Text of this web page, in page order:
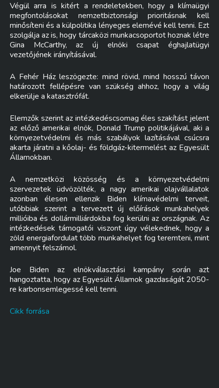
Végül arra is kitért a rendeletekben, hogy a klímaügyi
megfontolásokat nemzetbiztonsági prioritásnak kell
minősíteni és a külpolitika lényeges elemévé kell tenni. Ezt
szolgálja az is, hogy tárcaközi munkacsoportot hoznak létre
Gina McCarthy, az új elnöki csapat éghajlatügyi
vezetőjének irányításával.
A Fehér Ház leszögezte: mind rövid, mind hosszú távon
határozott fellépésre van szükség ahhoz, hogy a világ
elkerülje a katasztrófát.
Elemzők szerint az intézkedéscsomag éles szakítást jelent
az előző amerikai elnök, Donald Trump politikájával, aki a
környezetvédelmi és más szabályok lazításával csúcsra
akarta járatni a kőolaj- és földgáz-kitermelést az Egyesült
Államokban.
A nemzetközi közösség és a környezetvédelmi
szervezetek üdvözölték, a nagy amerikai olajvállalatok
azonban élesen ellenzik Biden klímavédelmi terveit,
utóbbiak szerint a tervezett új előírások munkahelyek
millióiba és dollármilliárdokba fog kerülni az országnak. Az
intézkedések támogatói viszont úgy vélekednek, hogy a
zöld energiafordulat több munkahelyet fog teremteni, mint
amennyit felszámol.
Joe Biden az elnökválasztási kampány során azt
hangoztatta, hogy az Egyesült Államok gazdaságát 2050-
re karbonsemlegessé kell tenni.
Cikk forrása